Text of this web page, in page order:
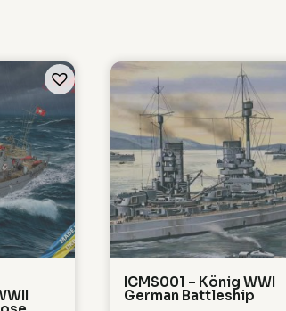
ICMS001 – König WWI
German Battleship